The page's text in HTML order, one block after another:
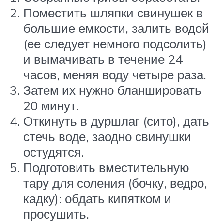
Поместить шляпки свинушек в
большие емкости, залить водой
(ее следует немного подсолить)
и вымачивать в течение 24
часов, меняя воду четыре раза.
Затем их нужно бланшировать
20 минут.
Откинуть в дуршлаг (сито), дать
стечь воде, заодно свинушки
остудятся.
Подготовить вместительную
тару для соления (бочку, ведро,
кадку): обдать кипятком и
просушить.